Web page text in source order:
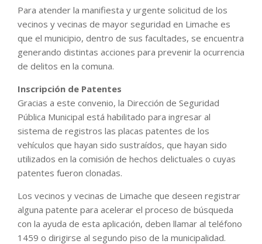
Para atender la manifiesta y urgente solicitud de los
vecinos y vecinas de mayor seguridad en Limache es
que el municipio, dentro de sus facultades, se encuentra
generando distintas acciones para prevenir la ocurrencia
de delitos en la comuna.
Inscripción de Patentes
Gracias a este convenio, la Dirección de Seguridad
Pública Municipal está habilitado para ingresar al
sistema de registros las placas patentes de los
vehículos que hayan sido sustraídos, que hayan sido
utilizados en la comisión de hechos delictuales o cuyas
patentes fueron clonadas.
Los vecinos y vecinas de Limache que deseen registrar
alguna patente para acelerar el proceso de búsqueda
con la ayuda de esta aplicación, deben llamar al teléfono
1459 o dirigirse al segundo piso de la municipalidad.